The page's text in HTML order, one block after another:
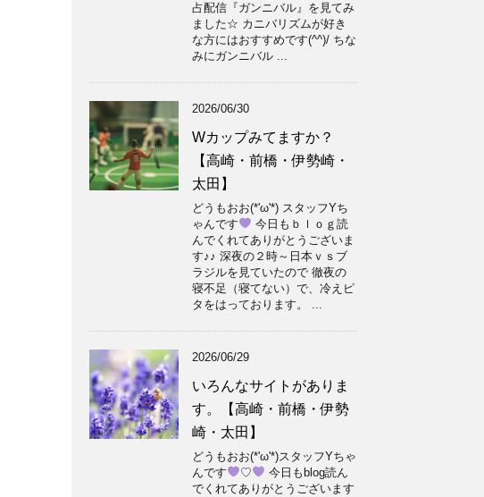
占配信『ガンニバル』を見てみ
ました☆ カニバリズムが好き
な方にはおすすめです(^^)/ ちな
みにガンニバル ...
2026/06/30
Wカップみてますか？
【高崎・前橋・伊勢崎・
太田】
どうもおお(*'ω'*) スタッフYち
ゃんです
今日もｂｌｏｇ読
んでくれてありがとうございま
す♪♪ 深夜の２時～日本ｖｓブ
ラジルを見ていたので 徹夜の
寝不足（寝てない）で、冷えピ
タをはっております。 ...
2026/06/29
いろんなサイトがありま
す。【高崎・前橋・伊勢
崎・太田】
どうもおお(*'ω'*)スタッフYちゃ
んです
♡
今日もblog読ん
でくれてありがとうございます